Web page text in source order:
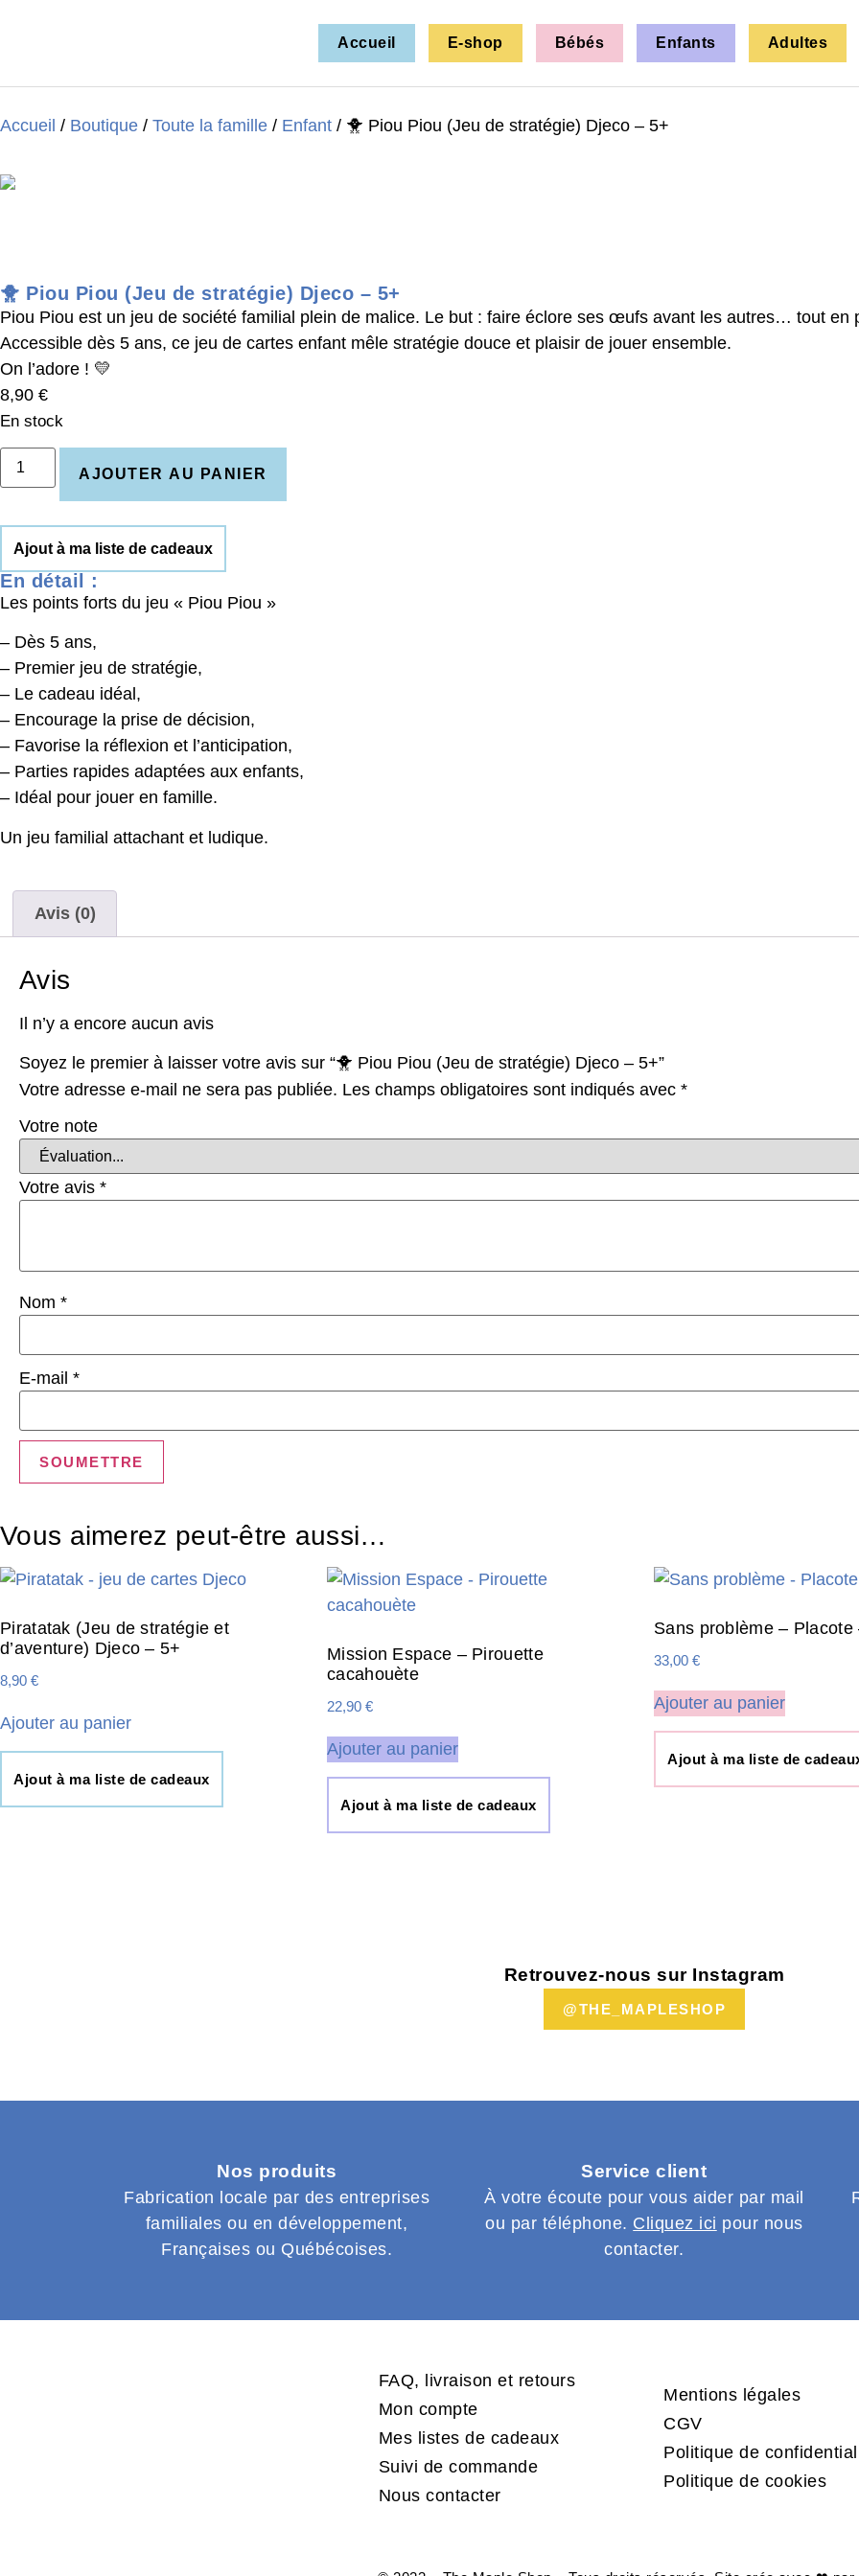
Accueil E-shop Bébés Enfants Adultes
Accueil / Boutique / Toute la famille / Enfant / 🐥 Piou Piou (Jeu de stratégie) Djeco – 5+
🐥 Piou Piou (Jeu de stratégie) Djeco – 5+
Piou Piou est un jeu de société familial plein de malice. Le but : faire éclore ses œufs avant les autres… tout en
Accessible dès 5 ans, ce jeu de cartes enfant mêle stratégie douce et plaisir de jouer ensemble.
On l’adore ! 💛
8,90 €
En stock
AJOUTER AU PANIER
Ajout à ma liste de cadeaux
En détail :
Les points forts du jeu « Piou Piou »
– Dès 5 ans,
– Premier jeu de stratégie,
– Le cadeau idéal,
– Encourage la prise de décision,
– Favorise la réflexion et l’anticipation,
– Parties rapides adaptées aux enfants,
– Idéal pour jouer en famille.
Un jeu familial attachant et ludique.
Avis (0)
Avis
Il n’y a encore aucun avis
Soyez le premier à laisser votre avis sur “🐥 Piou Piou (Jeu de stratégie) Djeco – 5+”
Votre adresse e-mail ne sera pas publiée. Les champs obligatoires sont indiqués avec *
Votre note
Votre avis *
Nom *
E-mail *
Vous aimerez peut-être aussi…
Piratatak (Jeu de stratégie et
d’aventure) Djeco – 5+
8,90 €
Ajouter au panier
Ajout à ma liste de cadeaux
Mission Espace – Pirouette
cacahouète
22,90 €
Ajouter au panier
Ajout à ma liste de cadeaux
Sans problème – Placote
33,00 €
Ajouter au panier
Ajout à ma liste de
Retrouvez-nous sur Instagram
@THE_MAPLESHOP
Nos produits
Fabrication locale par des entreprises
familiales ou en développement,
Françaises ou Québécoises.
Service client
À votre écoute pour vous aider par mail
ou par téléphone. Cliquez ici pour nous
contacter.
FAQ, livraison et retours
Mon compte
Mes listes de cadeaux
Suivi de commande
Nous contacter
Mentions légales
CGV
Politique de
Politique de cookies